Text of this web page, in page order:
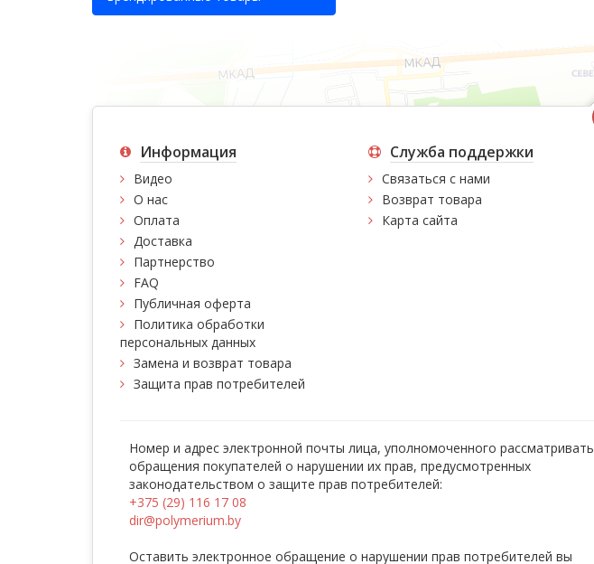
Информация
Видео
О нас
Оплата
Доставка
Партнерство
FAQ
Публичная оферта
Политика обработки
персональных данных
Замена и возврат товара
Защита прав потребителей
Служба поддержки
Связаться с нами
Возврат товара
Карта сайта
Номер и адрес электронной почты лица, уполномоченного рассматривать
обращения покупателей о нарушении их прав, предусмотренных
законодательством о защите прав потребителей:
+375 (29) 116 17 08
dir@polymerium.by
Оставить электронное обращение о нарушении прав потребителей вы